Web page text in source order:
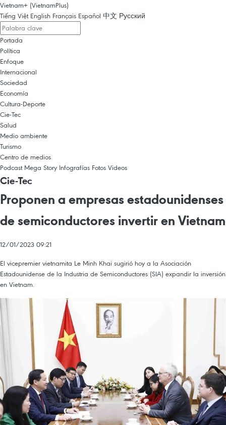
Vietnam+ (VietnamPlus)
Tiếng Việt English Français Español 中文 Русский
Portada
Política
Enfoque
Internacional
Sociedad
Economía
Cultura-Deporte
Cie-Tec
Salud
Medio ambiente
Turismo
Centro de medios
Podcast Mega Story Infografías Fotos Videos
Cie-Tec
Proponen a empresas estadounidenses
de semiconductores invertir en Vietnam
12/01/2023 09:21
El vicepremier vietnamita Le Minh Khai sugirió hoy a la Asociación
Estadounidense de la Industria de Semiconductores (SIA) expandir la inversión
en Vietnam.